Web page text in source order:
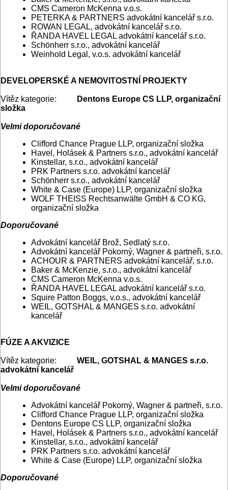
CMS Cameron McKenna v.o.s.
PETERKA & PARTNERS advokátní kancelář s.r.o.
ROWAN LEGAL, advokátní kancelář s.r.o.
ŘANDA HAVEL LEGAL advokátní kancelář s.r.o.
Schönherr s.r.o., advokátní kancelář
Weinhold Legal, v.o.s. advokátní kancelář
DEVELOPERSKÉ A NEMOVITOSTNÍ PROJEKTY
Vítěz kategorie:
Dentons Europe CS LLP, organizační
složka
Velmi doporučované
Clifford Chance Prague LLP, organizační složka
Havel, Holásek & Partners s.r.o., advokátní kancelář
Kinstellar, s.r.o., advokátní kancelář
PRK Partners s.r.o. advokátní kancelář
Schönherr s.r.o., advokátní kancelář
White & Case (Europe) LLP, organizační složka
WOLF THEISS Rechtsanwälte GmbH & CO KG,
organizační složka
Doporučované
Advokátní kancelář Brož, Sedlatý s.r.o.
Advokátní kancelář Pokorný, Wagner & partneři, s.r.o.
ACHOUR & PARTNERS advokátní kancelář, s.r.o.
Baker & McKenzie, s.r.o., advokátní kancelář
CMS Cameron McKenna v.o.s.
ŘANDA HAVEL LEGAL advokátní kancelář s.r.o.
Squire Patton Boggs, v.o.s., advokátní kancelář
WEIL, GOTSHAL & MANGES s.r.o. advokátní
kancelář
FÚZE A AKVIZICE
Vítěz kategorie: WEIL, GOTSHAL & MANGES s.r.o.
advokátní kancelář
Velmi doporučované
Advokátní kancelář Pokorný, Wagner & partneři, s.r.o.
Clifford Chance Prague LLP, organizační složka
Dentons Europe CS LLP, organizační složka
Havel, Holásek & Partners s.r.o., advokátní kancelář
Kinstellar, s.r.o., advokátní kancelář
PRK Partners s.r.o. advokátní kancelář
White & Case (Europe) LLP, organizační složka
Doporučované